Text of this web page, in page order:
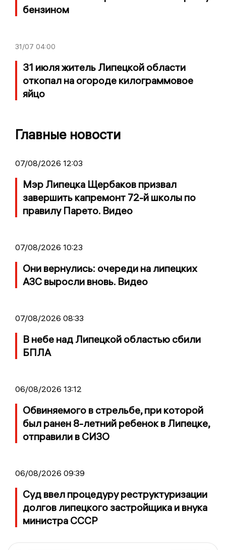
бензином
31/07 04:00
31 июля житель Липецкой области
откопал на огороде килограммовое
яйцо
Главные новости
07/08/2026 12:03
Мэр Липецка Щербаков призвал
завершить капремонт 72-й школы по
правилу Парето. Видео
07/08/2026 10:23
Они вернулись: очереди на липецких
АЗС выросли вновь. Видео
07/08/2026 08:33
В небе над Липецкой областью сбили
БПЛА
06/08/2026 13:12
Обвиняемого в стрельбе, при которой
был ранен 8-летний ребенок в Липецке,
отправили в СИЗО
06/08/2026 09:39
Суд ввел процедуру реструктуризации
долгов липецкого застройщика и внука
министра СССР